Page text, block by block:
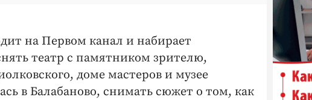
на Первом канал и набирает
театр с памятником зрителю,
доме мастеров и музее
в Балабаново, снимать сюжет о том, как